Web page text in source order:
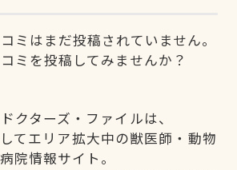
ミはまだ投稿されていません。
ミを投稿してみませんか？
クターズ・ファイルは、
てエリア拡大中の獣医師・動物
病院情報サイト。